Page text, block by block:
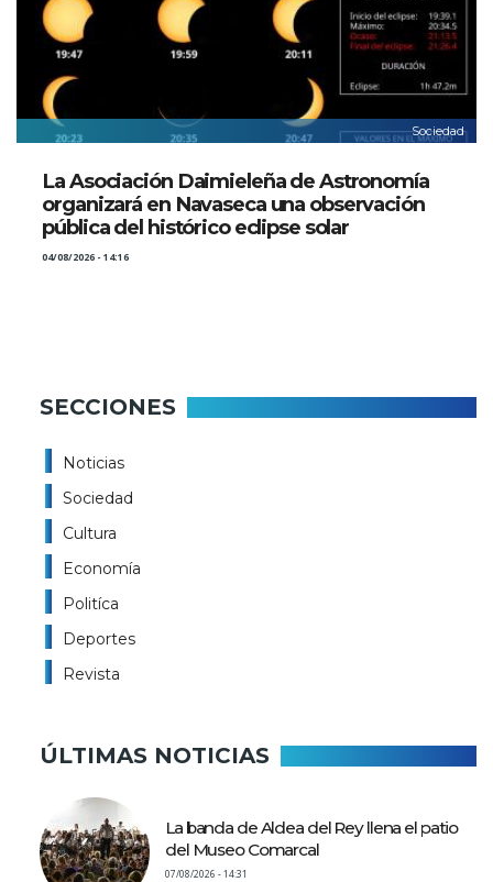
Sociedad
La Asociación Daimieleña de Astronomía
organizará en Navaseca una observación
pública del histórico eclipse solar
04/08/2026 - 14:16
SECCIONES
Noticias
Sociedad
Cultura
Economía
Politíca
Deportes
Revista
ÚLTIMAS NOTICIAS
La banda de Aldea del Rey llena el patio
del Museo Comarcal
07/08/2026 - 14:31